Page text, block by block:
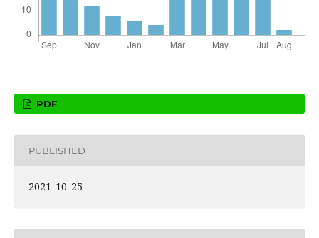
PDF
PUBLISHED
2021-10-25